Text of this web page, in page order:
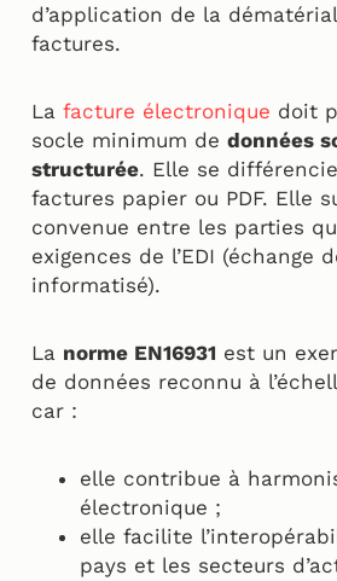
d’application de la
factures.
La facture électronique doit
socle minimum de données
structurée. Elle se
factures papier ou PDF. Elle
convenue entre les parties
exigences de l’EDI (échange
informatisé).
La norme EN16931 est un
de données reconnu à
car :
elle contribue à
électronique ;
elle facilite
pays et les secteurs